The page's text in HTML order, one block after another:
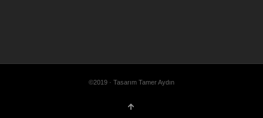
©2019 · Tasarım Tamer Aydın